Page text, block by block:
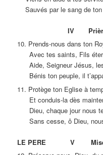
Sauvés par le sang de
IV Prière au
10. Prends-nous dans ton
Avec tes saints, Fils
Aide, Seigneur Jésus,
Bénis ton peuple, il
11. Protège ton
Et conduis-la dès
Dieu, chaque jour nous
Sans cesse, ô Dieu, nous
LE PERE V